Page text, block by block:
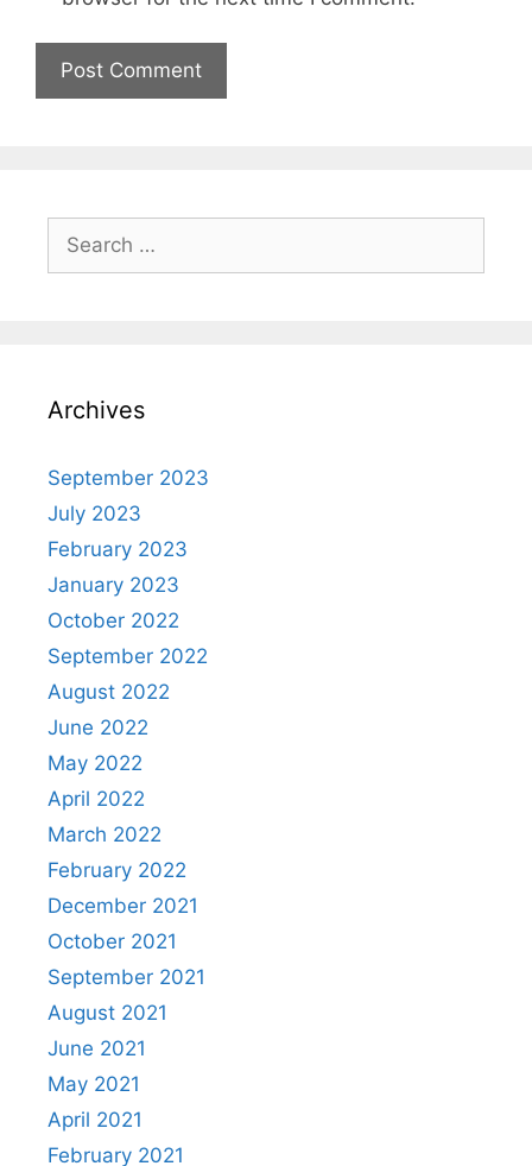
Archives
September 2023
July 2023
February 2023
January 2023
October 2022
September 2022
August 2022
June 2022
May 2022
April 2022
March 2022
February 2022
December 2021
October 2021
September 2021
August 2021
June 2021
May 2021
April 2021
February 2021